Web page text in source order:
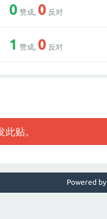
0 赞成,0 反对
1 赞成,0 反对
此贴。
Powered by